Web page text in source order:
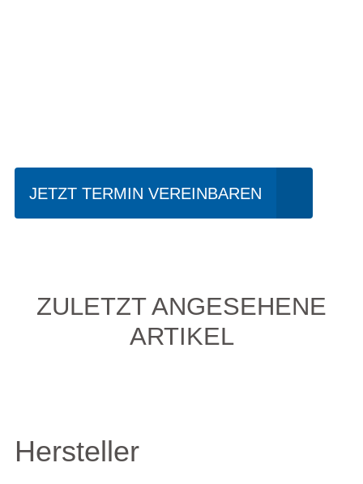
JETZT TERMIN VEREINBAREN
ZULETZT ANGESEHENE
ARTIKEL
Hersteller